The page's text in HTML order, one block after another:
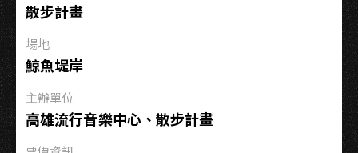
造
:
擴
增
實
散步計畫
場地
鯨魚堤岸
主辦單位
高雄流行音樂中心、散步計畫